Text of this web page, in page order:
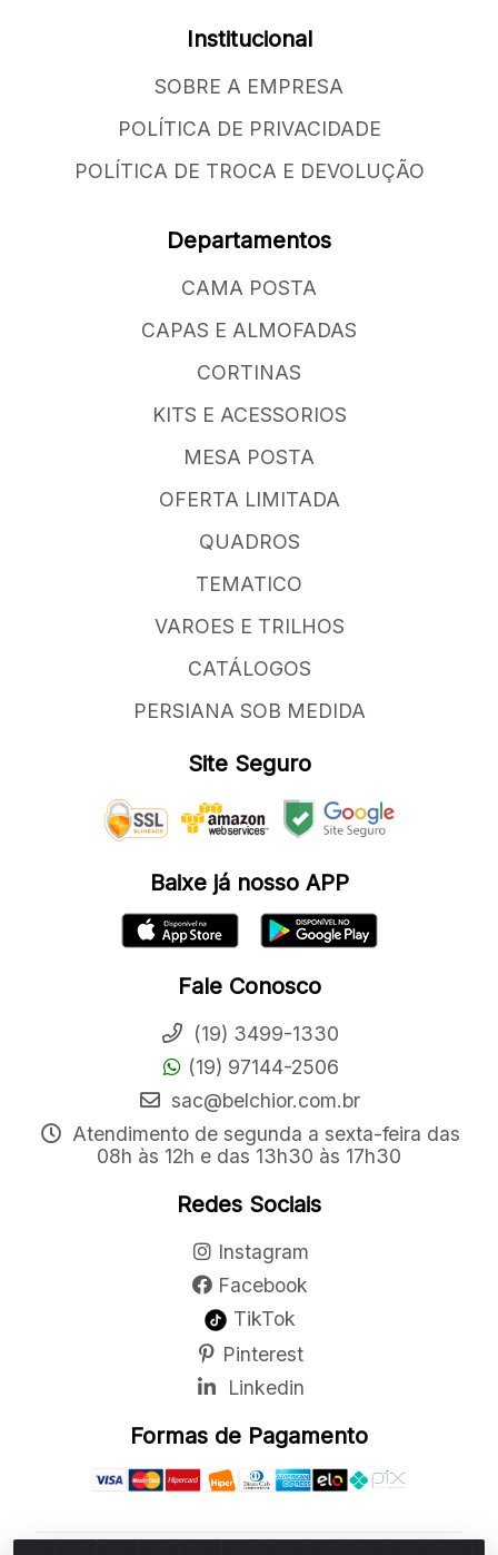
Institucional
SOBRE A EMPRESA
POLÍTICA DE PRIVACIDADE
POLÍTICA DE TROCA E DEVOLUÇÃO
Departamentos
CAMA POSTA
CAPAS E ALMOFADAS
CORTINAS
KITS E ACESSORIOS
MESA POSTA
OFERTA LIMITADA
QUADROS
TEMATICO
VAROES E TRILHOS
CATÁLOGOS
PERSIANA SOB MEDIDA
Site Seguro
Baixe já nosso APP
Fale Conosco
(19) 3499-1330
(19) 97144-2506
sac@belchior.com.br
Atendimento de segunda a sexta-feira das
08h às 12h e das 13h30 às 17h30
Redes Sociais
Instagram
Facebook
TikTok
Pinterest
Linkedin
Formas de Pagamento